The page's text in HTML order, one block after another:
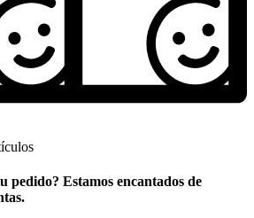
pedido? Estamos encantados de